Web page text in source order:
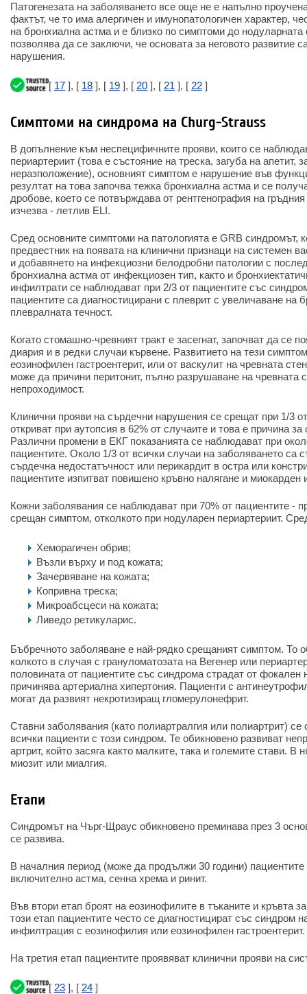
Патогенезата на заболяването все още не е напълно
фактът, че то има алергичен и имунопатологичен характер,
на бронхиална астма и е близко по симптоми до
позволява да се заключи, че основата за неговото развитие
нарушения.
[ 17 ], [ 18 ], [ 19 ], [ 20 ], [ 21 ], [ 22 ]
Симптоми на синдрома на Churg-Strauss
В допълнение към неспецифичните прояви, които се
периартериит (това е състояние на треска, загуба на апетит,
неразположение), основният симптом е нарушение във
резултат на това започва тежка бронхиална астма и се
дробове, което се потвърждава от рентгенография на
изчезва - летлив ELI.
Сред основните симптоми на патологията е GRB синдромът,
предвестник на появата на клинични признаци на системен
и добавянето на инфекциозни белодробни патологии с
бронхиална астма от инфекциозен тип, както и
инфилтрати се наблюдават при 2/3 от пациентите със
пациентите са диагностицирани с плеврит с увеличаване на
плевралната течност.
Когато стомашно-чревният тракт е засегнат, започват да се
диария и в редки случаи кървене. Развитието на тези
еозинофилен гастроентерит, или от васкулит на чревната
може да причини перитонит, пълно разрушаване на чревната
непроходимост.
Клинични прояви на сърдечни нарушения се срещат при 1/3
откриват при аутопсия в 62% от случаите и това е причина
Различни промени в ЕКГ показанията се наблюдават при
пациентите. Около 1/3 от всички случаи на заболяването са
сърдечна недостатъчност или перикардит в остра или
пациентите изпитват повишено кръвно налягане и миокарден
Кожни заболявания се наблюдават при 70% от пациентите -
срещан симптом, отколкото при нодуларен периартериит.
Хеморагичен обрив;
Възли върху и под кожата;
Зачервяване на кожата;
Копривна треска;
Микроабсцеси на кожата;
Ливедо ретикуларис.
Бъбречното заболяване е най-рядко срещаният симптом. То
колкото в случая с грануломатозата на Вегенер или
половината от пациентите със синдрома страдат от фокален
причинява артериална хипертония. Пациенти с
могат да развият некротизиращ гломерулонефрит.
Ставни заболявания (като полиартралгия или полиартрит)
всички пациенти с този синдром. Те обикновено развиват
артрит, който засяга както малките, така и големите стави. В
миозит или миалгия.
Етапи
Синдромът на Чърг-Щраус обикновено преминава през 3
се развива.
В началния период (може да продължи 30 години) пациентите
включително астма, сенна хрема и ринит.
Във втори етап броят на еозинофилите в тъканите и кръвта
този етап пациентите често се диагностицират със синдром
инфилтрация с еозинофилия или еозинофилен гастроентерит.
На третия етап пациентите проявяват клинични прояви на
[ 23 ], [ 24 ]